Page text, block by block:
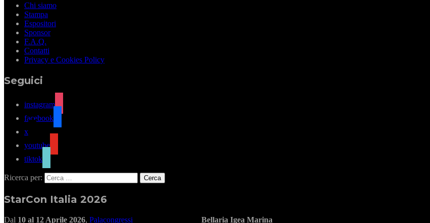
Chi siamo
Stampa
Espositori
Sponsor
F.A.Q.
Contatti
Privacy e Cookies Policy
Seguici
instagram
facebook
x
youtube
tiktok
Ricerca per:
StarCon Italia 2026
Dal 10 al 12 Aprile 2026, Palacongressi Bellaria Igea Marina